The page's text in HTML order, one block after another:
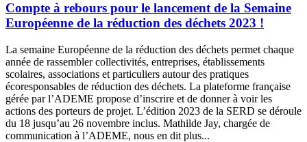
Compte à rebours pour le lancement de la Semaine
Européenne de la réduction des déchets 2023 !
La semaine Européenne de la réduction des déchets permet chaque
année de rassembler collectivités, entreprises, établissements
scolaires, associations et particuliers autour des pratiques
écoresponsables de réduction des déchets. La plateforme française
gérée par l’ADEME propose d’inscrire et de donner à voir les
actions des porteurs de projet. L’édition 2023 de la SERD se déroule
du 18 jusqu’au 26 novembre inclus. Mathilde Jay, chargée de
communication à l’ADEME, nous en dit plus...